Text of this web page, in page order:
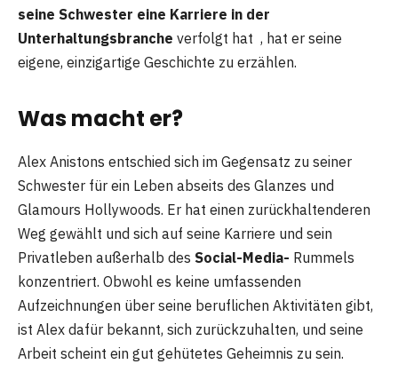
seine Schwester eine Karriere in der
Unterhaltungsbranche verfolgt hat , hat er seine
eigene, einzigartige Geschichte zu erzählen.
Was macht er?
Alex Anistons entschied sich im Gegensatz zu seiner
Schwester für ein Leben abseits des Glanzes und
Glamours Hollywoods. Er hat einen zurückhaltenderen
Weg gewählt und sich auf seine Karriere und sein
Privatleben außerhalb des Social-Media- Rummels
konzentriert. Obwohl es keine umfassenden
Aufzeichnungen über seine beruflichen Aktivitäten gibt,
ist Alex dafür bekannt, sich zurückzuhalten, und seine
Arbeit scheint ein gut gehütetes Geheimnis zu sein.